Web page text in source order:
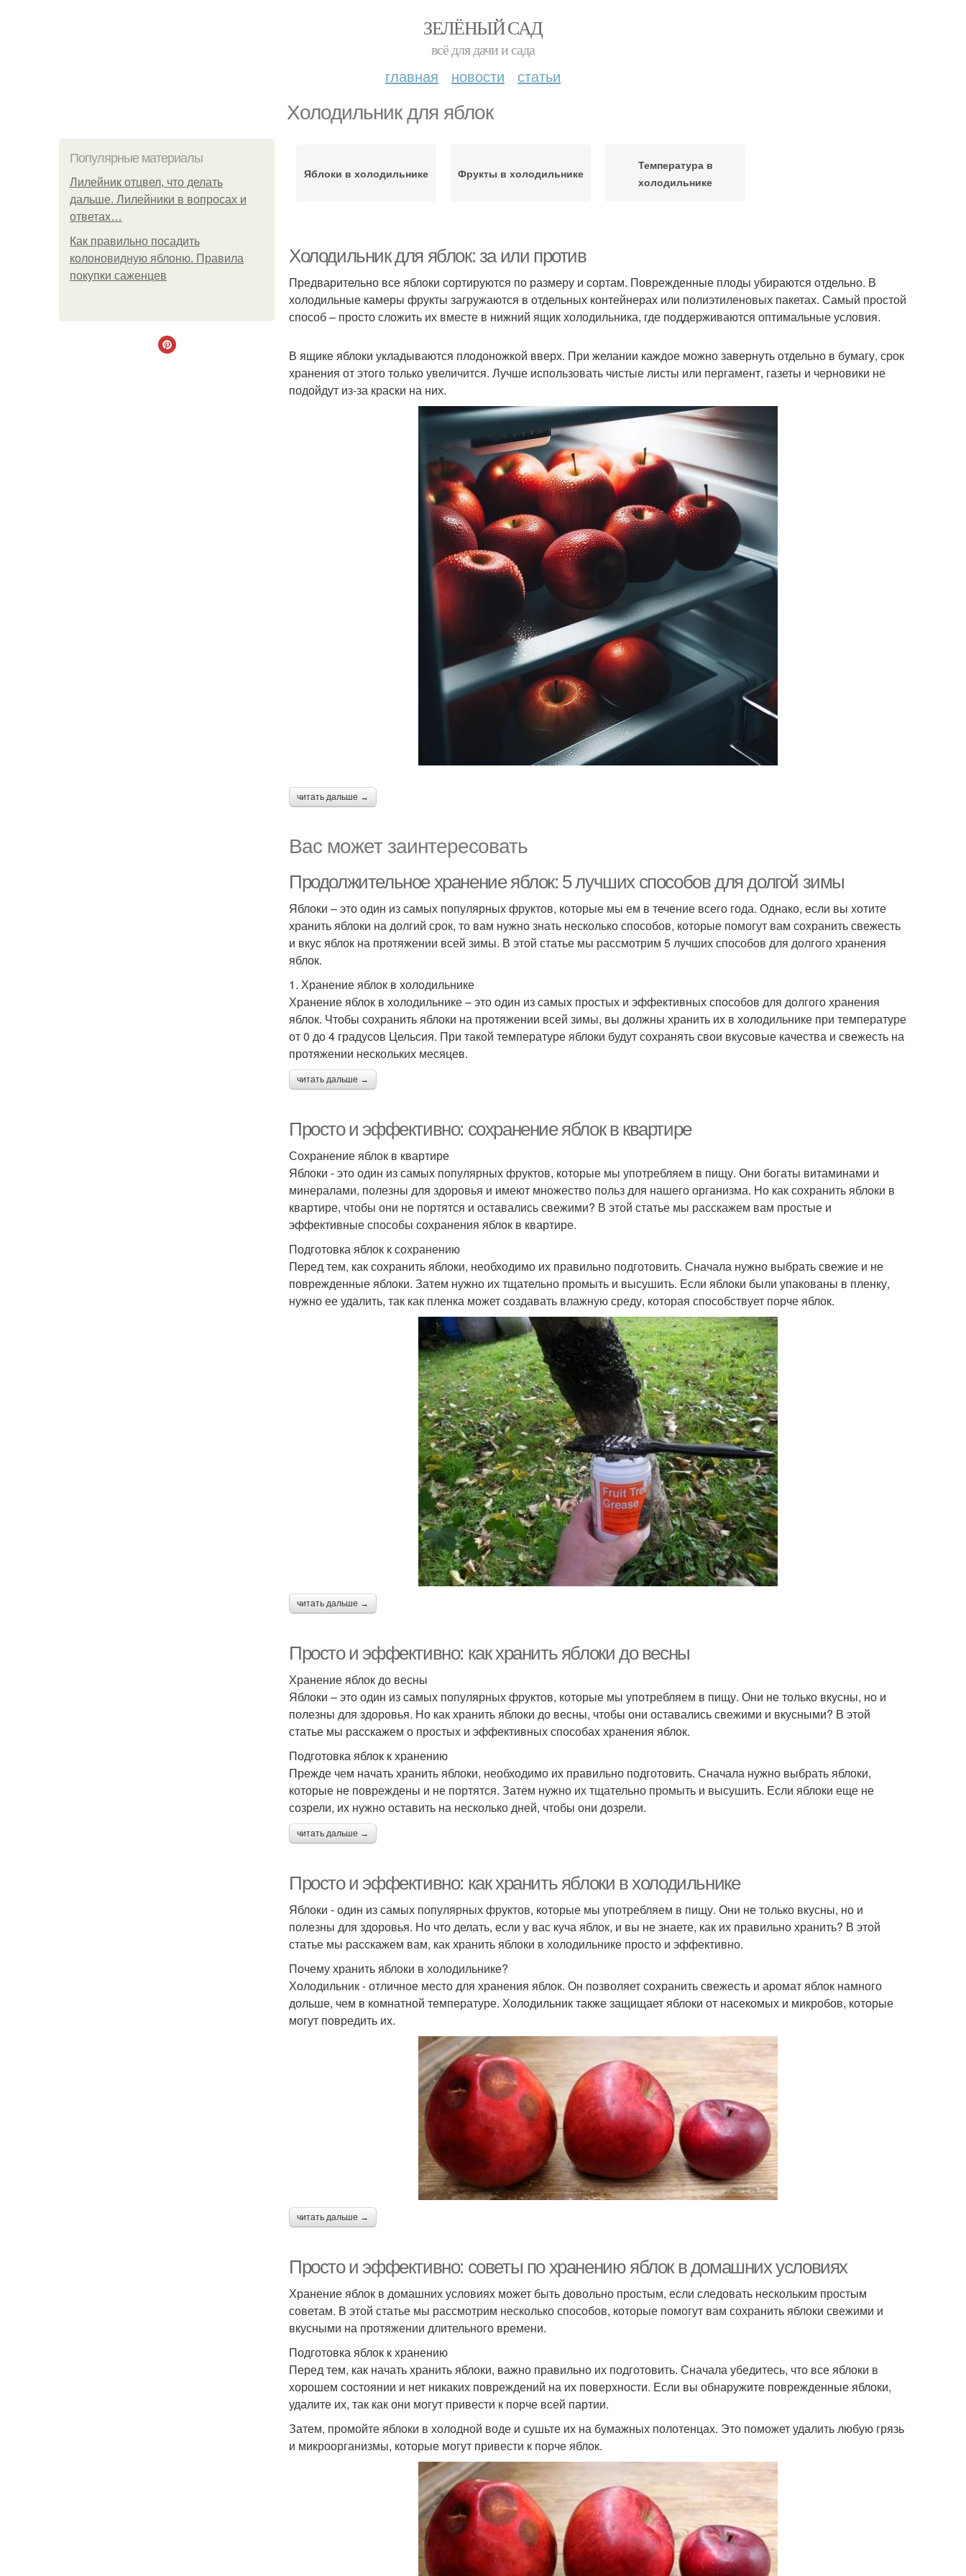
ЗЕЛЁНЫЙ САД
всё для дачи и сада
главная новости статьи
Холодильник для яблок
Популярные материалы
Лилейник отцвел, что делать
дальше. Лилейники в вопросах и
ответах…
Как правильно посадить
колоновидную яблоню. Правила
покупки саженцев
Яблоки в холодильнике Фрукты в холодильнике
Температура в
холодильнике
Холодильник для яблок: за или против
Предварительно все яблоки сортируются по размеру и сортам. Поврежденные плоды убираются отдельно. В
холодильные камеры фрукты загружаются в отдельных контейнерах или полиэтиленовых пакетах. Самый простой
способ – просто сложить их вместе в нижний ящик холодильника, где поддерживаются оптимальные условия.
В ящике яблоки укладываются плодоножкой вверх. При желании каждое можно завернуть отдельно в бумагу, срок
хранения от этого только увеличится. Лучше использовать чистые листы или пергамент, газеты и черновики не
подойдут из-за краски на них.
читать дальше →
Вас может заинтересовать
Продолжительное хранение яблок: 5 лучших способов для долгой зимы
Яблоки – это один из самых популярных фруктов, которые мы ем в течение всего года. Однако, если вы хотите
хранить яблоки на долгий срок, то вам нужно знать несколько способов, которые помогут вам сохранить свежесть
и вкус яблок на протяжении всей зимы. В этой статье мы рассмотрим 5 лучших способов для долгого хранения
яблок.
1. Хранение яблок в холодильнике
Хранение яблок в холодильнике – это один из самых простых и эффективных способов для долгого хранения
яблок. Чтобы сохранить яблоки на протяжении всей зимы, вы должны хранить их в холодильнике при температуре
от 0 до 4 градусов Цельсия. При такой температуре яблоки будут сохранять свои вкусовые качества и свежесть на
протяжении нескольких месяцев.
читать дальше →
Просто и эффективно: сохранение яблок в квартире
Сохранение яблок в квартире
Яблоки - это один из самых популярных фруктов, которые мы употребляем в пищу. Они богаты витаминами и
минералами, полезны для здоровья и имеют множество польз для нашего организма. Но как сохранить яблоки в
квартире, чтобы они не портятся и оставались свежими? В этой статье мы расскажем вам простые и
эффективные способы сохранения яблок в квартире.
Подготовка яблок к сохранению
Перед тем, как сохранить яблоки, необходимо их правильно подготовить. Сначала нужно выбрать свежие и не
поврежденные яблоки. Затем нужно их тщательно промыть и высушить. Если яблоки были упакованы в пленку,
нужно ее удалить, так как пленка может создавать влажную среду, которая способствует порче яблок.
читать дальше →
Просто и эффективно: как хранить яблоки до весны
Хранение яблок до весны
Яблоки – это один из самых популярных фруктов, которые мы употребляем в пищу. Они не только вкусны, но и
полезны для здоровья. Но как хранить яблоки до весны, чтобы они оставались свежими и вкусными? В этой
статье мы расскажем о простых и эффективных способах хранения яблок.
Подготовка яблок к хранению
Прежде чем начать хранить яблоки, необходимо их правильно подготовить. Сначала нужно выбрать яблоки,
которые не повреждены и не портятся. Затем нужно их тщательно промыть и высушить. Если яблоки еще не
созрели, их нужно оставить на несколько дней, чтобы они дозрели.
читать дальше →
Просто и эффективно: как хранить яблоки в холодильнике
Яблоки - один из самых популярных фруктов, которые мы употребляем в пищу. Они не только вкусны, но и
полезны для здоровья. Но что делать, если у вас куча яблок, и вы не знаете, как их правильно хранить? В этой
статье мы расскажем вам, как хранить яблоки в холодильнике просто и эффективно.
Почему хранить яблоки в холодильнике?
Холодильник - отличное место для хранения яблок. Он позволяет сохранить свежесть и аромат яблок намного
дольше, чем в комнатной температуре. Холодильник также защищает яблоки от насекомых и микробов, которые
могут повредить их.
читать дальше →
Просто и эффективно: советы по хранению яблок в домашних условиях
Хранение яблок в домашних условиях может быть довольно простым, если следовать нескольким простым
советам. В этой статье мы рассмотрим несколько способов, которые помогут вам сохранить яблоки свежими и
вкусными на протяжении длительного времени.
Подготовка яблок к хранению
Перед тем, как начать хранить яблоки, важно правильно их подготовить. Сначала убедитесь, что все яблоки в
хорошем состоянии и нет никаких повреждений на их поверхности. Если вы обнаружите поврежденные яблоки,
удалите их, так как они могут привести к порче всей партии.
Затем, промойте яблоки в холодной воде и сушьте их на бумажных полотенцах. Это поможет удалить любую грязь
и микроорганизмы, которые могут привести к порче яблок.